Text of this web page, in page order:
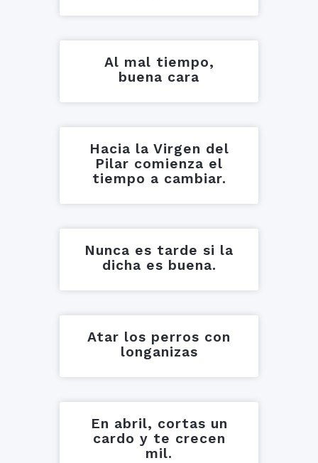
Al mal tiempo,
buena cara
Hacia la Virgen del
Pilar comienza el
tiempo a cambiar.
Nunca es tarde si la
dicha es buena.
Atar los perros con
longanizas
En abril, cortas un
cardo y te crecen
mil.